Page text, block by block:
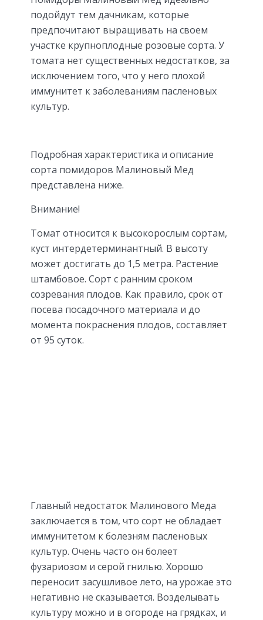
подойдут тем дачникам, которые
предпочитают выращивать на своем
участке крупноплодные розовые сорта. У
томата нет существенных недостатков, за
исключением того, что у него плохой
иммунитет к заболеваниям пасленовых
культур.
Подробная характеристика и описание
сорта помидоров Малиновый Мед
представлена ниже.
Внимание!
Томат относится к высокорослым сортам,
куст интердетерминантный. В высоту
может достигать до 1,5 метра. Растение
штамбовое. Сорт с ранним сроком
созревания плодов. Как правило, срок от
посева посадочного материала и до
момента покраснения плодов, составляет
от 95 суток.
Главный недостаток Малинового Меда
заключается в том, что сорт не обладает
иммунитетом к болезням пасленовых
культур. Очень часто он болеет
фузариозом и серой гнилью. Хорошо
переносит засушливое лето, на урожае это
негативно не сказывается. Возделывать
культуру можно и в огороде на грядках, и